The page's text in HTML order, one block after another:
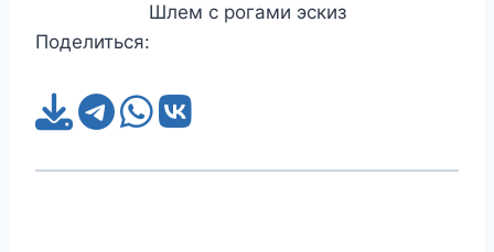
Шлем с рогами эскиз
Поделиться: